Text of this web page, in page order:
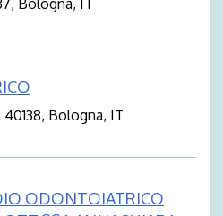
Bologna, IT
Bologna, IT
ODONTOIATRICO